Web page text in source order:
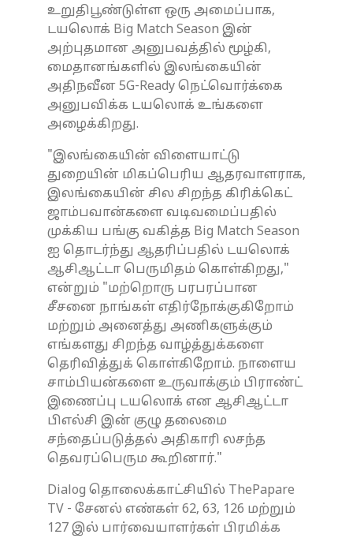
உறுதிபூண்டுள்ள ஒரு அமைப்பாக,
டயலொக் Big Match Season இன்
அற்புதமான அனுபவத்தில் மூழ்கி,
மைதானங்களில் இலங்கையின்
அதிநவீன 5G-Ready நெட்வொர்க்கை
அனுபவிக்க டயலொக் உங்களை
அழைக்கிறது.
"இலங்கையின் விளையாட்டு
துறையின் மிகப்பெரிய ஆதரவாளராக,
இலங்கையின் சில சிறந்த கிரிக்கெட்
ஜாம்பவான்களை வடிவமைப்பதில்
முக்கிய பங்கு வகித்த Big Match Season
ஐ தொடர்ந்து ஆதரிப்பதில் டயலொக்
ஆசிஆட்டா பெருமிதம் கொள்கிறது,"
என்றும் "மற்றொரு பரபரப்பான
சீசனை நாங்கள் எதிர்நோக்குகிறோம்
மற்றும் அனைத்து அணிகளுக்கும்
எங்களது சிறந்த வாழ்த்துக்களை
தெரிவித்துக் கொள்கிறோம். நாளைய
சாம்பியன்களை உருவாக்கும் பிராண்ட்
இணைப்பு டயலொக் என ஆசிஆட்டா
பிஎல்சி இன் குழு தலைமை
சந்தைப்படுத்தல் அதிகாரி லசந்த
தெவரப்பெரும கூறினார்."
Dialog தொலைக்காட்சியில் ThePapare
TV - சேனல் எண்கள் 62, 63, 126 மற்றும்
127 இல் பார்வையாளர்கள் பிரமிக்க